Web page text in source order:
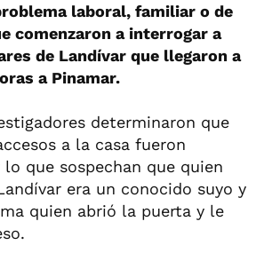
laboral, familiar o de
comenzaron a interrogar a
de Landívar que llegaron a
a Pinamar.
determinaron que
a la casa fueron
que sospechan que quien
era un conocido suyo y
quien abrió la puerta y le